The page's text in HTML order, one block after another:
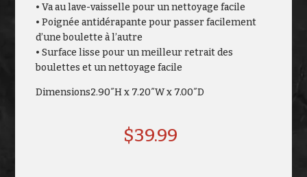
• Va au lave-vaisselle pour un nettoyage facile
• Poignée antidérapante pour passer facilement
d’une boulette à l’autre
• Surface lisse pour un meilleur retrait des
boulettes et un nettoyage facile
Dimensions2.90″H x 7.20″W x 7.00″D
$39.99